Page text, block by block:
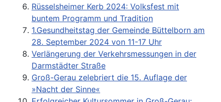
Rüsselsheimer Kerb 2024: Volksfest mit
buntem Programm und Tradition
1.Gesundheitstag der Gemeinde Büttelborn am
28. September 2024 von 11-17 Uhr
Verlängerung der Verkehrsmessungen in der
Darmstädter Straße
Groß-Gerau zelebriert die 15. Auflage der
»Nacht der Sinne«